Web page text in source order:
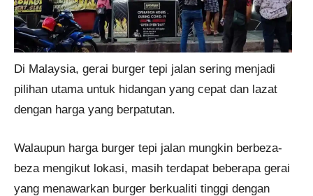
Di Malaysia, gerai burger tepi jalan sering menjadi
pilihan utama untuk hidangan yang cepat dan lazat
dengan harga yang berpatutan.
Walaupun harga burger tepi jalan mungkin berbeza-
beza mengikut lokasi, masih terdapat beberapa gerai
yang menawarkan burger berkualiti tinggi dengan